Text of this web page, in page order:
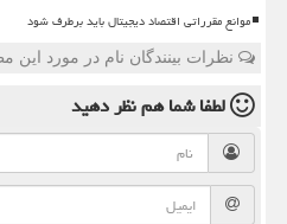
موانع مقرراتی اقتصاد دیجیتال باید برطرف شود
نظرات بینندگان نام در مورد این
لطفا شما همنظر دهید